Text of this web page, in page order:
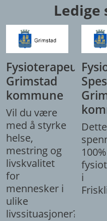
Fysioterapeut,
Grimstad
kommune
Vil du være
med å styrke
helse,
mestring og
livskvalitet
for
mennesker i
ulike
livssituasjoner?
100%
i